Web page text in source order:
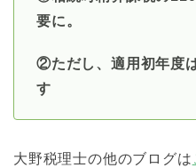
要に。
②ただし、適用初年度
す
大野税理士の他のブログは